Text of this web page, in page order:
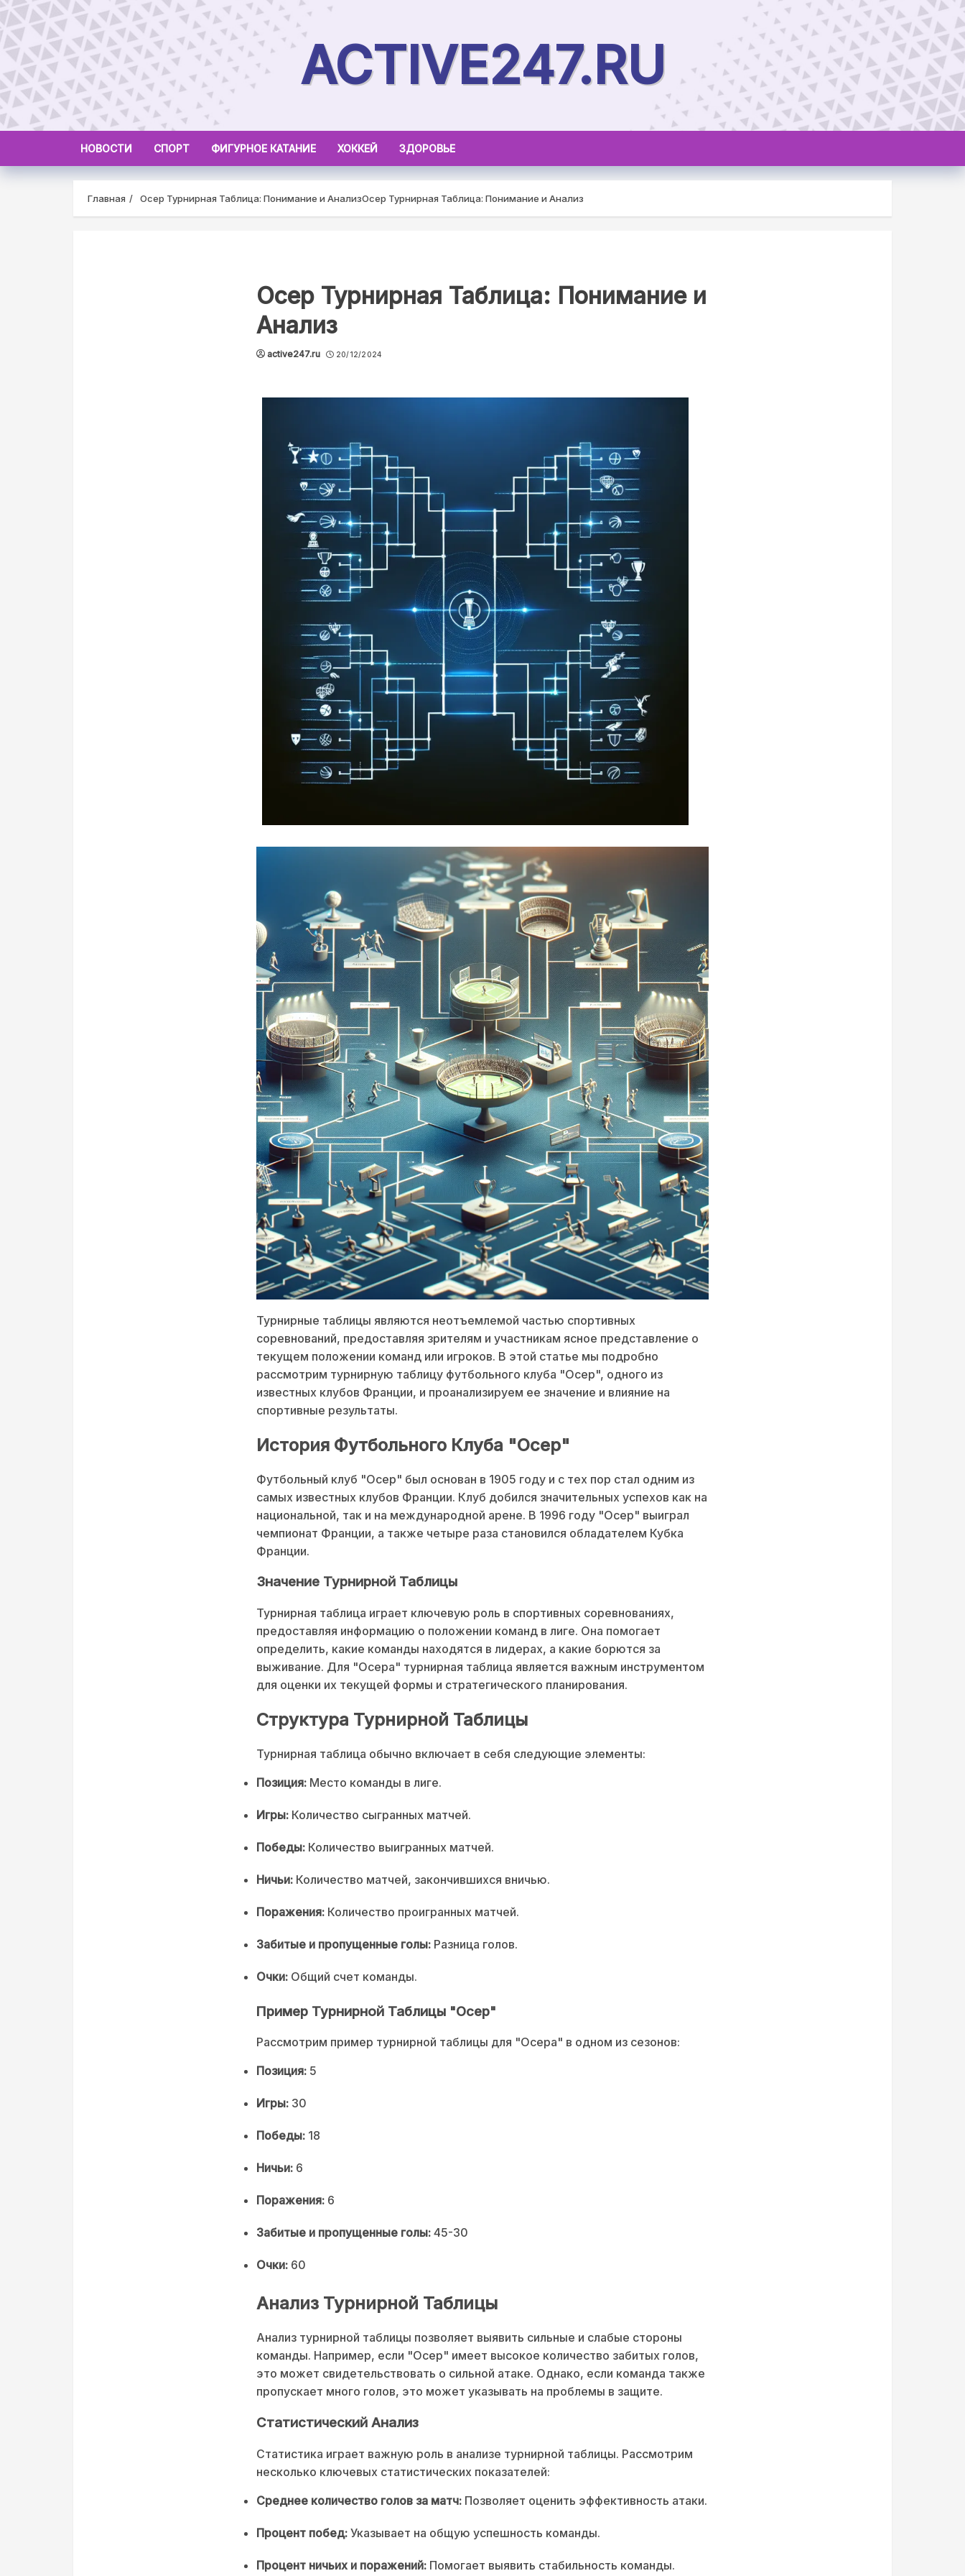
Skip
to
content
ACTIVE247.RU
НОВОСТИ СПОРТ ФИГУРНОЕ КАТАНИЕ ХОККЕЙ ЗДОРОВЬЕ
Главная Осер Турнирная Таблица: Понимание и АнализОсер Турнирная Таблица: Понимание и Анализ
Осер Турнирная Таблица: Понимание и
Анализ
active247.ru 20/12/2024
Турнирные таблицы являются неотъемлемой частью спортивных
соревнований, предоставляя зрителям и участникам ясное представление о
текущем положении команд или игроков. В этой статье мы подробно
рассмотрим турнирную таблицу футбольного клуба "Осер", одного из
известных клубов Франции, и проанализируем ее значение и влияние на
спортивные результаты.
История Футбольного Клуба "Осер"
Футбольный клуб "Осер" был основан в 1905 году и с тех пор стал одним из
самых известных клубов Франции. Клуб добился значительных успехов как на
национальной, так и на международной арене. В 1996 году "Осер" выиграл
чемпионат Франции, а также четыре раза становился обладателем Кубка
Франции.
Значение Турнирной Таблицы
Турнирная таблица играет ключевую роль в спортивных соревнованиях,
предоставляя информацию о положении команд в лиге. Она помогает
определить, какие команды находятся в лидерах, а какие борются за
выживание. Для "Осера" турнирная таблица является важным инструментом
для оценки их текущей формы и стратегического планирования.
Структура Турнирной Таблицы
Турнирная таблица обычно включает в себя следующие элементы:
Позиция: Место команды в лиге.
Игры: Количество сыгранных матчей.
Победы: Количество выигранных матчей.
Ничьи: Количество матчей, закончившихся вничью.
Поражения: Количество проигранных матчей.
Забитые и пропущенные голы: Разница голов.
Очки: Общий счет команды.
Пример Турнирной Таблицы "Осер"
Рассмотрим пример турнирной таблицы для "Осера" в одном из сезонов:
Позиция: 5
Игры: 30
Победы: 18
Ничьи: 6
Поражения: 6
Забитые и пропущенные голы: 45-30
Очки: 60
Анализ Турнирной Таблицы
Анализ турнирной таблицы позволяет выявить сильные и слабые стороны
команды. Например, если "Осер" имеет высокое количество забитых голов,
это может свидетельствовать о сильной атаке. Однако, если команда также
пропускает много голов, это может указывать на проблемы в защите.
Статистический Анализ
Статистика играет важную роль в анализе турнирной таблицы. Рассмотрим
несколько ключевых статистических показателей:
Среднее количество голов за матч: Позволяет оценить эффективность атаки.
Процент побед: Указывает на общую успешность команды.
Процент ничьих и поражений: Помогает выявить стабильность команды.